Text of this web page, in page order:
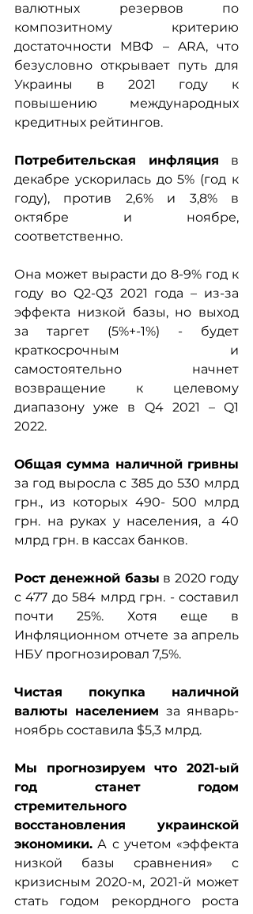
валютных резервов по
композитному критерию
достаточности МВФ – ARA, что
безусловно открывает путь для
Украины в 2021 году к
повышению международных
кредитных рейтингов.
Потребительская инфляция в
декабре ускорилась до 5% (год к
году), против 2,6% и 3,8% в
октябре и ноябре,
соответственно.
Она может вырасти до 8-9% год к
году во Q2-Q3 2021 года – из-за
эффекта низкой базы, но выход
за таргет (5%+-1%) - будет
краткосрочным и
самостоятельно начнет
возвращение к целевому
диапазону уже в Q4 2021 – Q1
2022.
Общая сумма наличной гривны
за год выросла с 385 до 530 млрд
грн., из которых 490- 500 млрд
грн. на руках у населения, а 40
млрд грн. в кассах банков.
Рост денежной базы в 2020 году
с 477 до 584 млрд грн. - составил
почти 25%. Хотя еще в
Инфляционном отчете за апрель
НБУ прогнозировал 7,5%.
Чистая покупка наличной
валюты населением за январь-
ноябрь составила $5,3 млрд.
Мы прогнозируем что 2021-ый
год станет годом
стремительного
восстановления украинской
экономики. А с учетом «эффекта
низкой базы сравнения» с
кризисным 2020-м, 2021-й может
стать годом рекордного роста